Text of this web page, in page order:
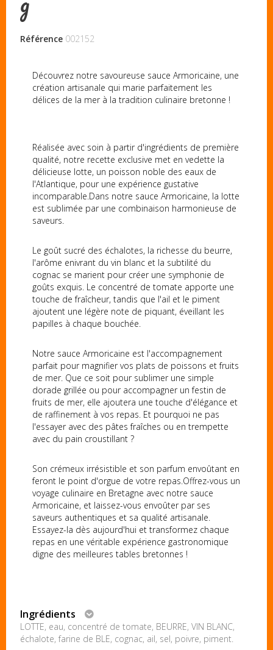
Référence 002152
Découvrez notre savoureuse sauce Armoricaine, une
création artisanale qui marie parfaitement les
délices de la mer à la tradition culinaire bretonne !
Réalisée avec soin à partir d'ingrédients de première
qualité, notre recette exclusive met en vedette la
délicieuse lotte, un poisson noble des eaux de
l'Atlantique, pour une expérience gustative
incomparable.Dans notre sauce Armoricaine, la lotte
est sublimée par une combinaison harmonieuse de
saveurs.
Le goût sucré des échalotes, la richesse du beurre,
l'arôme enivrant du vin blanc et la subtilité du
cognac se marient pour créer une symphonie de
goûts exquis. Le concentré de tomate apporte une
touche de fraîcheur, tandis que l'ail et le piment
ajoutent une légère note de piquant, éveillant les
papilles à chaque bouchée.
Notre sauce Armoricaine est l'accompagnement
parfait pour magnifier vos plats de poissons et fruits
de mer. Que ce soit pour sublimer une simple
dorade grillée ou pour accompagner un festin de
fruits de mer, elle ajoutera une touche d'élégance et
de raffinement à vos repas. Et pourquoi ne pas
l'essayer avec des pâtes fraîches ou en trempette
avec du pain croustillant ?
Son crémeux irrésistible et son parfum envoûtant en
feront le point d'orgue de votre repas.Offrez-vous un
voyage culinaire en Bretagne avec notre sauce
Armoricaine, et laissez-vous envoûter par ses
saveurs authentiques et sa qualité artisanale.
Essayez-la dès aujourd'hui et transformez chaque
repas en une véritable expérience gastronomique
digne des meilleures tables bretonnes !
Ingrédients
LOTTE, eau, concentré de tomate, BEURRE, VIN BLANC,
échalote, farine de BLE, cognac, ail, sel, poivre, piment.